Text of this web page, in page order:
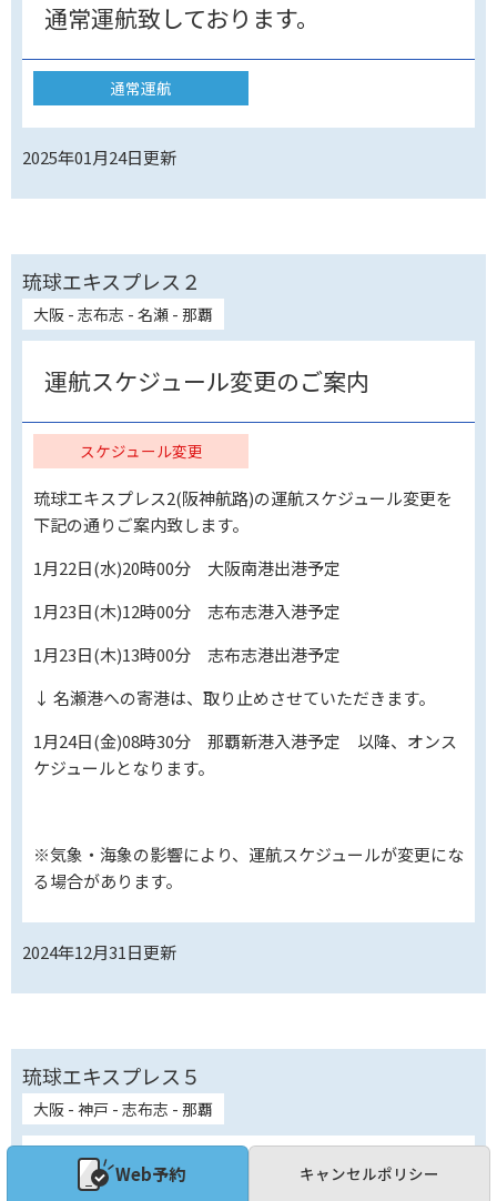
通常運航致しております。
通常運航
2025年01月24日更新
琉球エキスプレス２
大阪 - 志布志 - 名瀬 - 那覇
運航スケジュール変更のご案内
スケジュール変更
琉球エキスプレス2(阪神航路)の運航スケジュール変更を
下記の通りご案内致します。
1月22日(水)20時00分 大阪南港出港予定
1月23日(木)12時00分 志布志港入港予定
1月23日(木)13時00分 志布志港出港予定
↓ 名瀬港への寄港は、取り止めさせていただきます。
1月24日(金)08時30分 那覇新港入港予定 以降、オンス
ケジュールとなります。
※気象・海象の影響により、運航スケジュールが変更にな
る場合があります。
2024年12月31日更新
琉球エキスプレス５
大阪 - 神戸 - 志布志 - 那覇
欠航便のご案内
Web予約 キャンセルポリシー